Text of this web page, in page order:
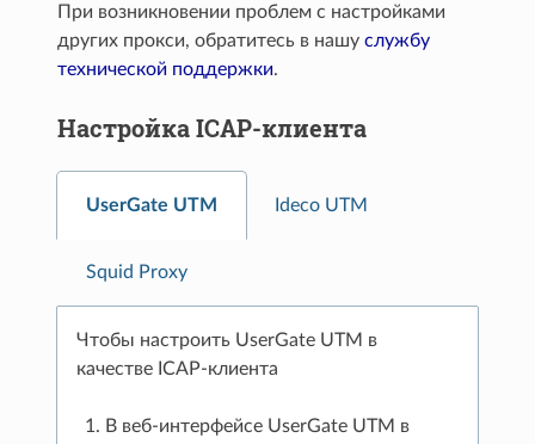
При возникновении проблем с настройками
других прокси, обратитесь в нашуслужбу
технической поддержки.
Настройка ICAP-клиента
UserGate UTM Ideco UTM
Squid Proxy
Чтобы настроить UserGate UTM в
качестве ICAP-клиента
В веб-интерфейсе UserGate UTM в